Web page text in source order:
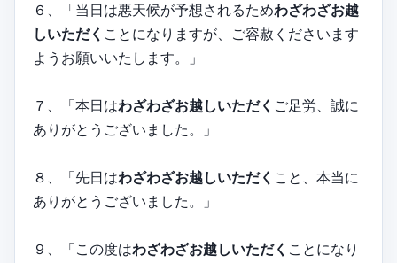
６、「当日は悪天候が予想されるためわざわざお越
しいただく ことになりますが、ご容赦くださいます
ようお願いいたします。」
７、「本日はわざわざお越しいただく ご足労、誠に
ありがとうございました。」
８、「先日はわざわざお越しいただく こと、本当に
ありがとうございました。」
９、「この度はわざわざお越しいただく ことになり